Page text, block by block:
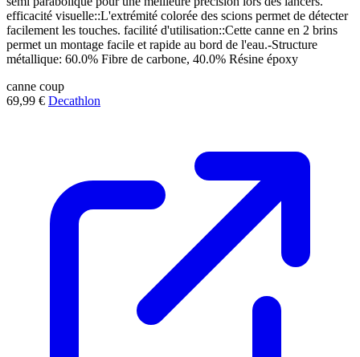
efficacité visuelle::L'extrémité colorée des scions permet de détecter
facilement les touches. facilité d'utilisation::Cette canne en 2 brins
permet un montage facile et rapide au bord de l'eau.-Structure
métallique: 60.0% Fibre de carbone, 40.0% Résine époxy
canne coup
69,99 € Decathlon